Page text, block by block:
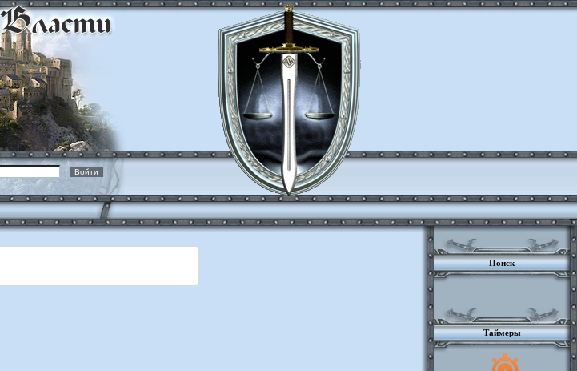
Поиск
Таймеры